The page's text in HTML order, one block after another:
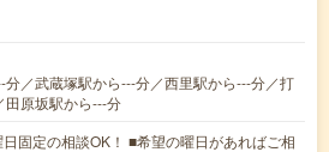
分／武蔵塚駅から---分／西里駅から---分／打
田原坂駅から---分
固定の相談OK！ ■希望の曜日があればご相